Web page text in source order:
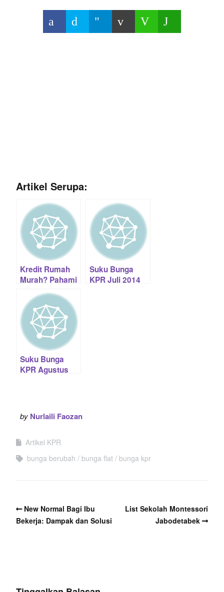
Artikel Serupa:
Kredit Rumah
Murah? Pahami
Lebih Dalam
Suku Bunga
KPR Juli 2014
Suku Bunga
KPR Agustus
by Nurlaili Faozan
Artikel KPR
bunga berubah
bunga flat bunga kpr
New Normal Bagi Ibu
Bekerja: Dampak dan Solusi
List Sekolah Montessori
Jabodetabek